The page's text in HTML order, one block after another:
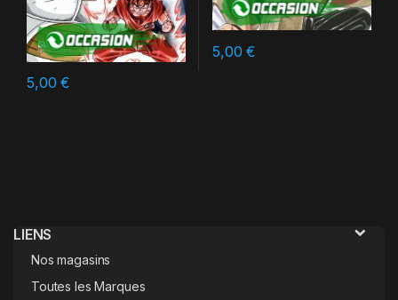
5,00€
5,00€
LIENS
Nos magasins
Toutes les Marques